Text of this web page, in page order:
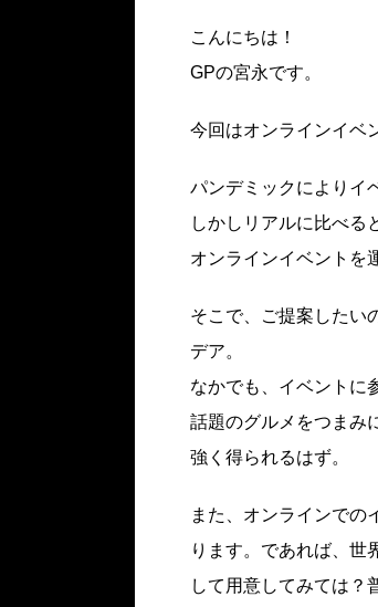
こんにちは！
GPの宮永です。
今回はオンラインイベ
パンデミックによりイ
しかしリアルに比べる
オンラインイベントを
そこで、ご提案したい
デア。
なかでも、イベントに
話題のグルメをつまみ
強く得られるはず。
また、オンラインでの
ります。であれば、世
して用意してみては？